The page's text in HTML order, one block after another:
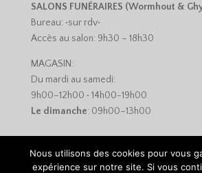
SALONS FUNÉRAIRES (Wormhout &
Bureau: •sur rdv•
Accès au salon: 9h30 – 18h30
MAGASIN:
Du mardi au samedi:
9h00–12h00 • 14h00-19h00
Le dimanche: 09h00–13h00
Nous utilisons des cookies pour vous
expérience sur notre site. Si vous